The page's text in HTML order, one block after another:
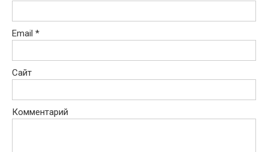
Email *
Сайт
Комментарий